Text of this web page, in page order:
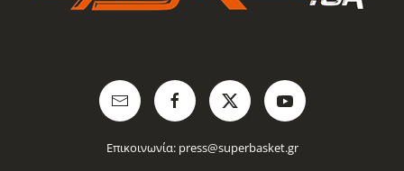
Επικοινωνία: press@superbasket.gr